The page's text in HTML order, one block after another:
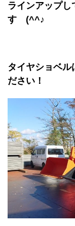
ラインアップし
す (^^♪
タイヤショベル
ださい！